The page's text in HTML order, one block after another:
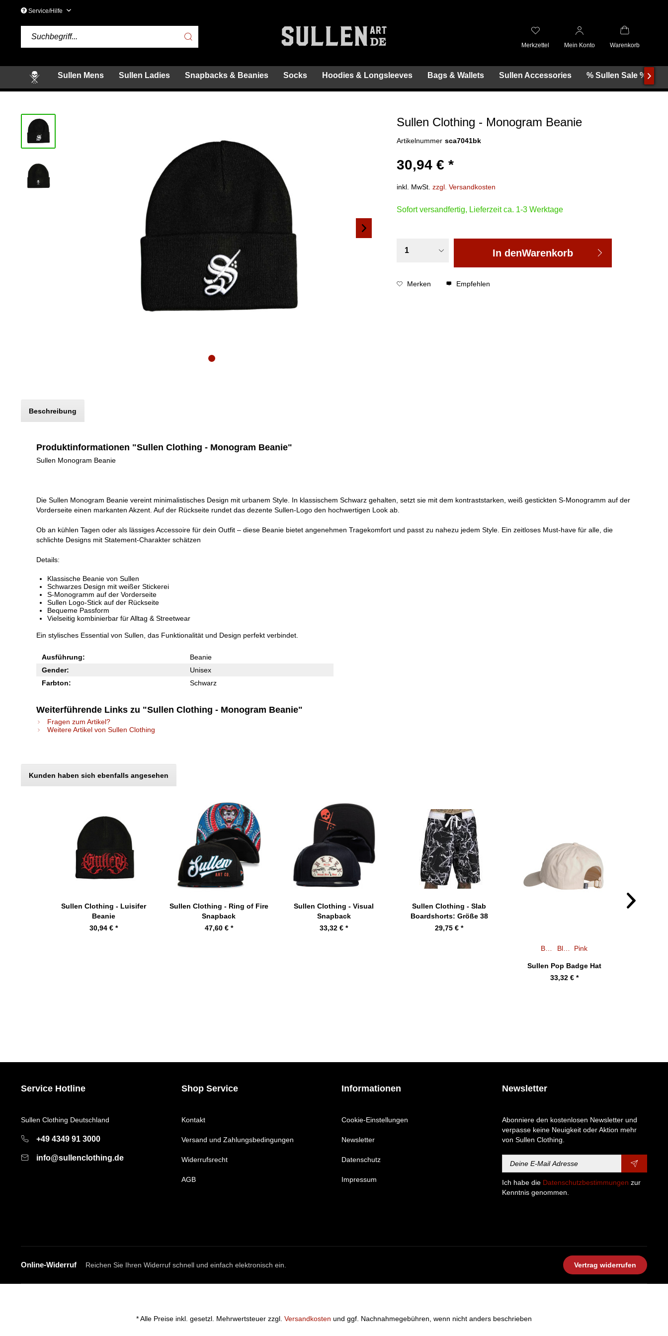
Service/Hilfe
Merkzettel Mein Konto Warenkorb
Sullen Mens Sullen Ladies Snapbacks & Beanies Socks Hoodies & Longsleeves Bags & Wallets Sullen Accessories % Sullen Sale % 
Sullen Clothing - Monogram Beanie
Artikelnummer sca7041bk
30,94 € *
inkl. MwSt. zzgl. Versandkosten
Sofort versandfertig, Lieferzeit ca. 1-3 Werktage
In denWarenkorb
Merken Empfehlen
Beschreibung
Produktinformationen "Sullen Clothing - Monogram Beanie"
Sullen Monogram Beanie
Die Sullen Monogram Beanie vereint minimalistisches Design mit urbanem Style. In klassischem Schwarz gehalten, setzt sie mit dem kontraststarken, weiß gestickten S-Monogramm auf der
Vorderseite einen markanten Akzent. Auf der Rückseite rundet das dezente Sullen-Logo den hochwertigen Look ab.
Ob an kühlen Tagen oder als lässiges Accessoire für dein Outfit – diese Beanie bietet angenehmen Tragekomfort und passt zu nahezu jedem Style. Ein zeitloses Must-have für alle, die
schlichte Designs mit Statement-Charakter schätzen
Details:
Klassische Beanie von Sullen
Schwarzes Design mit weißer Stickerei
S-Monogramm auf der Vorderseite
Sullen Logo-Stick auf der Rückseite
Bequeme Passform
Vielseitig kombinierbar für Alltag & Streetwear
Ein stylisches Essential von Sullen, das Funktionalität und Design perfekt verbindet.
Ausführung:
Beanie
Gender:
Unisex
Farbton:
Schwarz
Weiterführende Links zu "Sullen Clothing - Monogram Beanie"
Fragen zum Artikel?
Weitere Artikel von Sullen Clothing
Kunden haben sich ebenfalls angesehen
Sullen Clothing - Luisifer
Beanie
30,94 € *
Sullen Clothing - Ring of Fire
Snapback
47,60 € *
Sullen Clothing - Visual
Snapback
33,32 € *
Sullen Clothing - Slab
Boardshorts: Größe 38
29,75 € *
Beige Pink
Sullen Pop Badge Hat
33,32 € *
Service Hotline
Sullen Clothing Deutschland
+49 4349 91 3000
info@sullenclothing.de
Shop Service
Kontakt
Versand und Zahlungsbedingungen
Widerrufsrecht
AGB
Informationen
Cookie-Einstellungen
Newsletter
Datenschutz
Impressum
Newsletter
Abonniere den kostenlosen Newsletter und
verpasse keine Neuigkeit oder Aktion mehr
von Sullen Clothing.
Ich habe die Datenschutzbestimmungen zur
Kenntnis genommen.
Online-Widerruf Reichen Sie Ihren Widerruf schnell und einfach elektronisch ein. Vertrag widerrufen
* Alle Preise inkl. gesetzl. Mehrwertsteuer zzgl. Versandkosten und ggf. Nachnahmegebühren, wenn nicht anders beschrieben